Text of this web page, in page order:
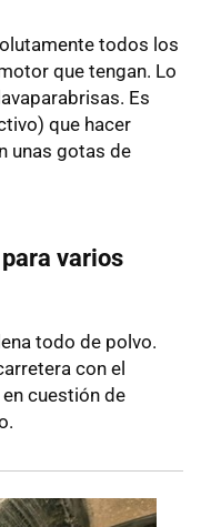
todos los
que tengan. Lo
Es
que hacer
unas gotas de
varios
todo de polvo.
con el
cuestión de